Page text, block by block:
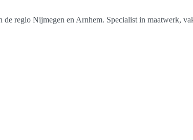
regio Nijmegen en Arnhem. Specialist in maatwerk,